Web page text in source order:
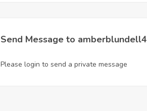
Send Message to amberblundell4
Please login to send a private message